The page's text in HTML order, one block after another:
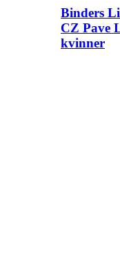
Binders
CZ Pave
kvinner